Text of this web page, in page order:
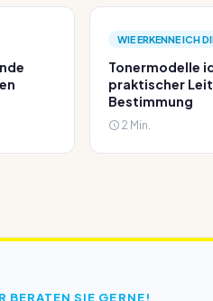
WIE ERKENNE ICH
Tonermodelle
praktischer
Bestimmung
2 Min.
BERATEN SIE GERNE!